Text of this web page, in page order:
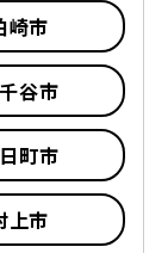
崎市
谷市
町市
上市